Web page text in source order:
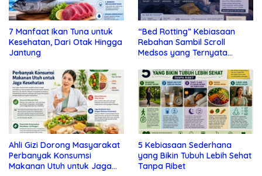
7 Manfaat Ikan Tuna untuk
Kesehatan, Dari Otak Hingga
Jantung
“Bed Rotting” Kebiasaan
Rebahan Sambil Scroll
Medsos yang Ternyata
Ahli Gizi Dorong Masyarakat
Perbanyak Konsumsi
Makanan Utuh untuk Jaga
5 Kebiasaan Sederhana
yang Bikin Tubuh Lebih Sehat
Tanpa Ribet